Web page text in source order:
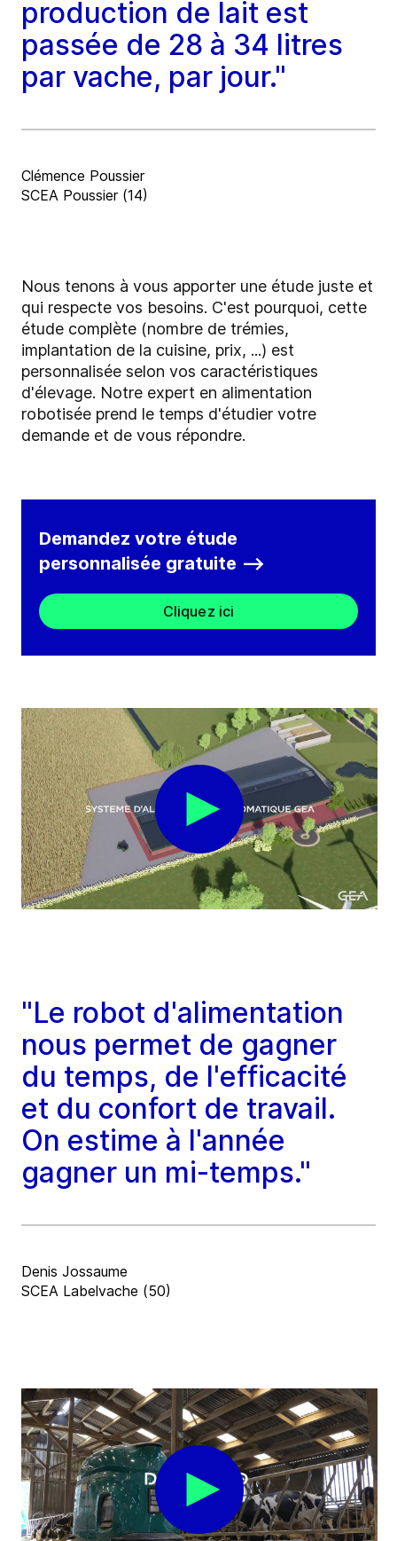
production de lait est
passée de 28 à 34 litres
par vache, par jour."
Clémence Poussier
SCEA Poussier (14)
Nous tenons à vous apporter une étude juste et
qui respecte vos besoins. C'est pourquoi, cette
étude complète (nombre de trémies,
implantation de la cuisine, prix, ...) est
personnalisée selon vos caractéristiques
d'élevage. Notre expert en alimentation
robotisée prend le temps d'étudier votre
demande et de vous répondre.
Demandez votre étude
personnalisée gratuite -->
Cliquez ici
"Le robot d'alimentation
nous permet de gagner
du temps, de l'efficacité
et du confort de travail.
On estime à l'année
gagner un mi-temps."
Denis Jossaume
SCEA Labelvache (50)